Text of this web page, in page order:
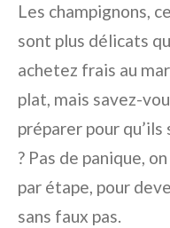
Les champignons,
sont plus délicats
achetez frais au
plat, mais savez-
préparer pour
? Pas de panique,
par étape, pour
sans faux pas.